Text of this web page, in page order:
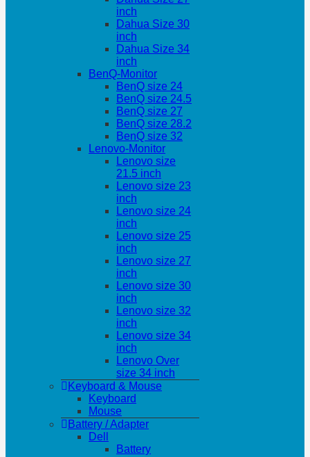
inch
Dahua Size 30
inch
Dahua Size 34
inch
BenQ-Monitor
BenQ size 24
BenQ size 24.5
BenQ size 27
BenQ size 28.2
BenQ size 32
Lenovo-Monitor
Lenovo size
21.5 inch
Lenovo size 23
inch
Lenovo size 24
inch
Lenovo size 25
inch
Lenovo size 27
inch
Lenovo size 30
inch
Lenovo size 32
inch
Lenovo size 34
inch
Lenovo Over
size 34 inch
Keyboard & Mouse
Keyboard
Mouse
Battery / Adapter
Dell
Battery